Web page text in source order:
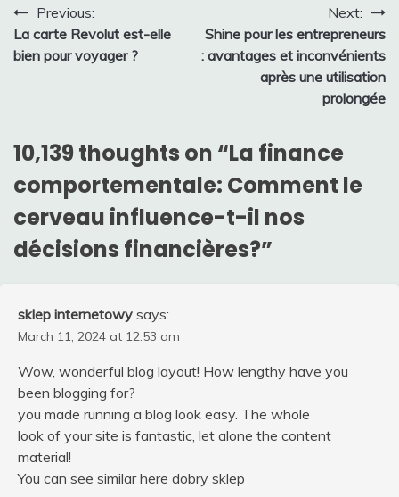
Post
navigation
Previous:
La carte Revolut est-elle
bien pour voyager ?
Next:
Shine pour les entrepreneurs
: avantages et inconvénients
après une utilisation
prolongée
10,139 thoughts on “La finance
comportementale: Comment le
cerveau influence-t-il nos
décisions financières?”
sklep internetowy says:
March 11, 2024 at 12:53 am
Wow, wonderful blog layout! How lengthy have you
been blogging for?
you made running a blog look easy. The whole
look of your site is fantastic, let alone the content
material!
You can see similar here dobry sklep